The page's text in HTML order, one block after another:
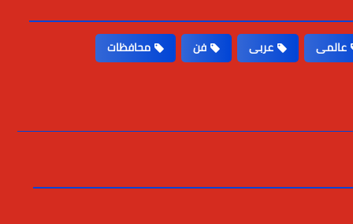
عالمى عربى فن
محافظات